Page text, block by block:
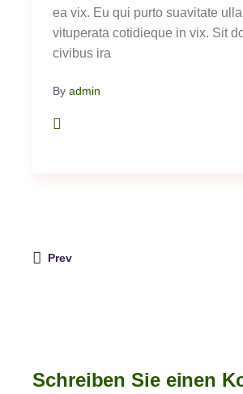
ea vix. Eu qui purto suavitate
vituperata cotidieque in vix. Sit
civibus ira
By admin
Prev
Schreiben Sie einen